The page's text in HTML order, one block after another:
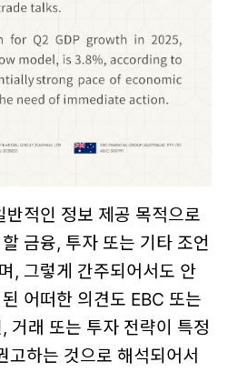
반적인 정보 제공 목적으로
금융, 투자 또는 기타 조언
, 그렇게 간주되어서도 안
어떠한 의견도 EBC 또는
거래 또는 투자 전략이 특정
고하는 것으로 해석되어서